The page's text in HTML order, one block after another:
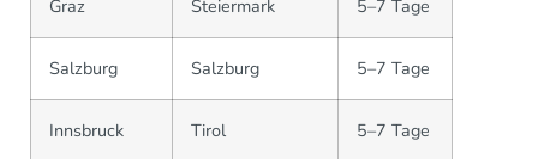
Graz Steiermark 5–7 Tage
Salzburg Salzburg 5–7 Tage
Innsbruck Tirol 5–7 Tage